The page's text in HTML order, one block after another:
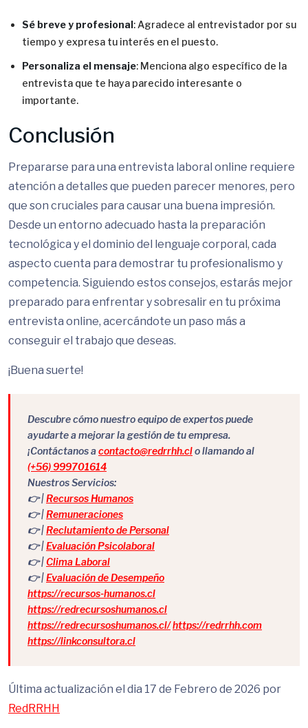
Sé breve y profesional: Agradece al entrevistador por su
tiempo y expresa tu interés en el puesto.
Personaliza el mensaje: Menciona algo específico de la
entrevista que te haya parecido interesante o
importante.
Conclusión
Prepararse para una entrevista laboral online requiere
atención a detalles que pueden parecer menores, pero
que son cruciales para causar una buena impresión.
Desde un entorno adecuado hasta la preparación
tecnológica y el dominio del lenguaje corporal, cada
aspecto cuenta para demostrar tu profesionalismo y
competencia. Siguiendo estos consejos, estarás mejor
preparado para enfrentar y sobresalir en tu próxima
entrevista online, acercándote un paso más a
conseguir el trabajo que deseas.
¡Buena suerte!
Descubre cómo nuestro equipo de expertos puede
ayudarte a mejorar la gestión de tu empresa.
¡Contáctanos acontacto@redrrhh.clo llamando al
(+56) 999701614
Nuestros Servicios:
👉 |Recursos Humanos
👉 |Remuneraciones
👉 |Reclutamiento de Personal
👉 |Evaluación Psicolaboral
👉 |Clima Laboral
👉 |Evaluación de Desempeño
https://recursos-humanos.cl
https://redrecursoshumanos.cl
https://redrecursoshumanos.cl/https://redrrhh.com
https://linkconsultora.cl
Última actualización el dia 17 de Febrero de 2026 por
RedRRHH